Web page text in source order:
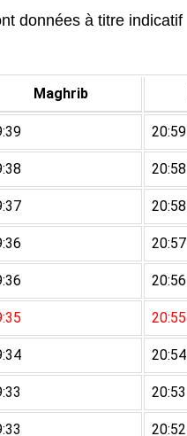
données à titre indicatif
Maghrib
20:59
20:58
20:58
20:57
20:56
20:55
20:54
20:53
20:52